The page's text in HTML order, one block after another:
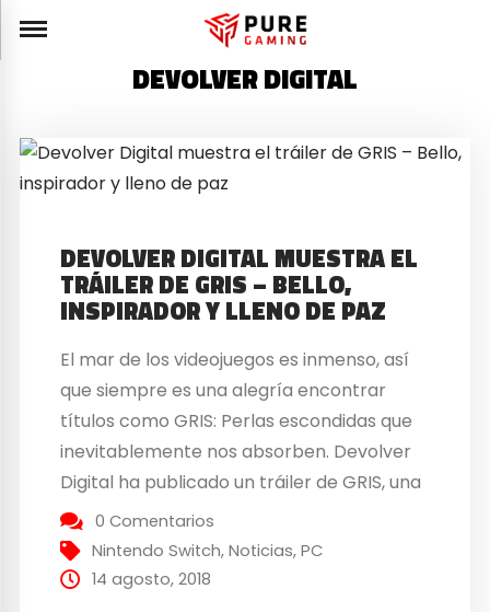
DEVOLVER DIGITAL
DEVOLVER DIGITAL MUESTRA EL
TRÁILER DE GRIS – BELLO,
INSPIRADOR Y LLENO DE PAZ
El mar de los videojuegos es inmenso, así
que siempre es una alegría encontrar
títulos como GRIS: Perlas escondidas que
inevitablemente nos absorben. Devolver
Digital ha publicado un tráiler de GRIS, una
nueva perla en forma de videojuego
español. Tráiler de GRIS: Serenidad y paz
Devolver Digital, editora que está detrás
0 Comentarios
Nintendo Switch,Noticias,PC
14 agosto, 2018